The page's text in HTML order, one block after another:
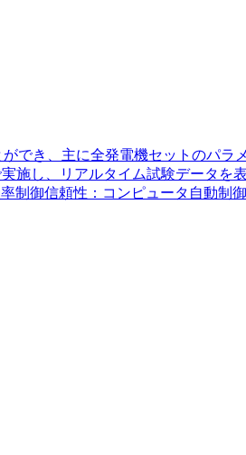
でき、主に全発電機セットのパラ
施し、リアルタイム試験データを
制御信頼性：コンピュータ自動制